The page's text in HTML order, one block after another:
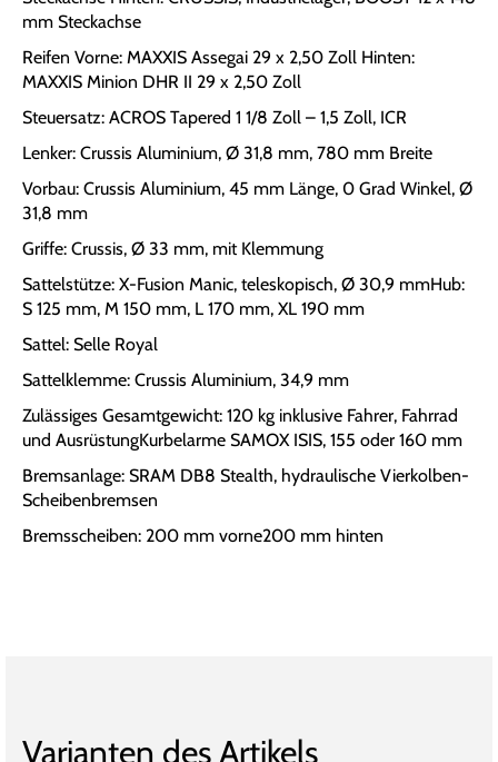
mm Steckachse
Reifen Vorne: MAXXIS Assegai 29 x 2,50 Zoll Hinten:
MAXXIS Minion DHR II 29 x 2,50 Zoll
Steuersatz: ACROS Tapered 1 1/8 Zoll – 1,5 Zoll, ICR
Lenker: Crussis Aluminium, Ø 31,8 mm, 780 mm Breite
Vorbau: Crussis Aluminium, 45 mm Länge, 0 Grad Winkel, Ø
31,8 mm
Griffe: Crussis, Ø 33 mm, mit Klemmung
Sattelstütze: X-Fusion Manic, teleskopisch, Ø 30,9 mmHub:
S 125 mm, M 150 mm, L 170 mm, XL 190 mm
Sattel: Selle Royal
Sattelklemme: Crussis Aluminium, 34,9 mm
Zulässiges Gesamtgewicht: 120 kg inklusive Fahrer, Fahrrad
und AusrüstungKurbelarme SAMOX ISIS, 155 oder 160 mm
Bremsanlage: SRAM DB8 Stealth, hydraulische Vierkolben-
Scheibenbremsen
Bremsscheiben: 200 mm vorne200 mm hinten
Varianten des Artikels